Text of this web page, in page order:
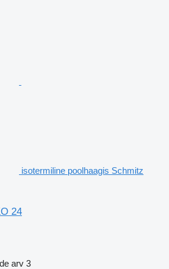
isotermiline poolhaagis Schmitz
24
arv 3